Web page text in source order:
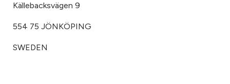
Källebacksvägen 9
554 75 JÖNKÖPING
SWEDEN